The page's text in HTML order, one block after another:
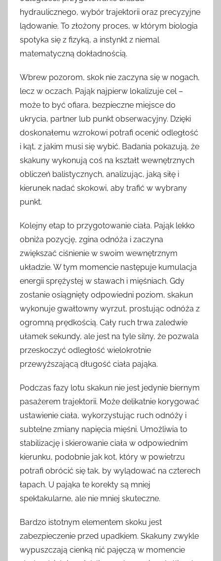
hydraulicznego, wybór trajektorii oraz precyzyjne
lądowanie. To złożony proces, w którym biologia
spotyka się z fizyką, a instynkt z niemal
matematyczną dokładnością.
Wbrew pozorom, skok nie zaczyna się w nogach,
lecz w oczach. Pająk najpierw lokalizuje cel –
może to być ofiara, bezpieczne miejsce do
ukrycia, partner lub punkt obserwacyjny. Dzięki
doskonałemu wzrokowi potrafi ocenić odległość
i kąt, z jakim musi się wybić. Badania pokazują, że
skakuny wykonują coś na kształt wewnętrznych
obliczeń balistycznych, analizując, jaką siłę i
kierunek nadać skokowi, aby trafić w wybrany
punkt.
Kolejny etap to przygotowanie ciała. Pająk lekko
obniża pozycję, zgina odnóża i zaczyna
zwiększać ciśnienie w swoim wewnętrznym
układzie. W tym momencie następuje kumulacja
energii sprężystej w stawach i mięśniach. Gdy
zostanie osiągnięty odpowiedni poziom, skakun
wykonuje gwałtowny wyrzut, prostując odnóża z
ogromną prędkością. Cały ruch trwa zaledwie
ułamek sekundy, ale jest na tyle silny, że pozwala
przeskoczyć odległość wielokrotnie
przewyższającą długość ciała pająka.
Podczas fazy lotu skakun nie jest jedynie biernym
pasażerem trajektorii. Może delikatnie korygować
ustawienie ciała, wykorzystując ruch odnóży i
subtelne zmiany napięcia mięśni. Umożliwia to
stabilizację i skierowanie ciała w odpowiednim
kierunku, podobnie jak kot, który w powietrzu
potrafi obrócić się tak, by wylądować na czterech
łapach. U pająka te korekty są mniej
spektakularne, ale nie mniej skuteczne.
Bardzo istotnym elementem skoku jest
zabezpieczenie przed upadkiem. Skakuny zwykle
wypuszczają cienką nić pajęczą w momencie